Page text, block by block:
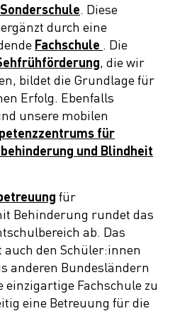
Sonderschule. Diese
durch eine
Fachschule . Die
, die wir
bildet die Grundlage für
Erfolg. Ebenfalls
unsere mobilen
für
und Blindheit
für
Behinderung rundet das
ab. Das
auch den Schüler:innen
anderen Bundesländern
Fachschule zu
eine Betreuung für die